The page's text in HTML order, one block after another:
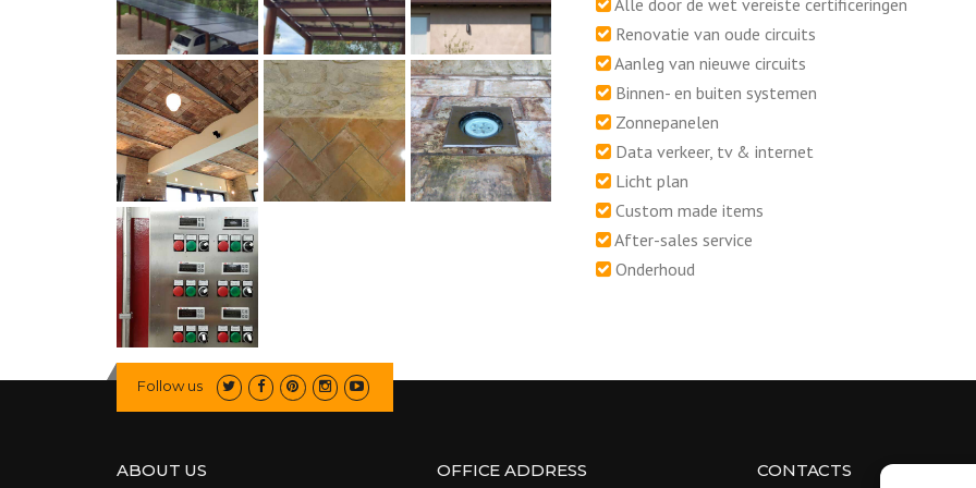
Alle door de wet vereiste certificeringen
Renovatie van oude circuits
Aanleg van nieuwe circuits
Binnen- en buiten systemen
Zonnepanelen
Data verkeer, tv & internet
Licht plan
Custom made items
After-sales service
Onderhoud
Follow us
ABOUT US OFFICE ADDRESS CONTACTS